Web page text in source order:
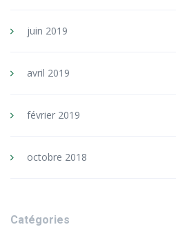
juin 2019
avril 2019
février 2019
octobre 2018
Catégories